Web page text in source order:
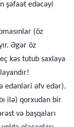
şəfaət edəcəyi
(öz
Əgər öz
kəs tutub saxlaya
edənləri əfv edər).
ilə) qorxudan bir
və başqaları